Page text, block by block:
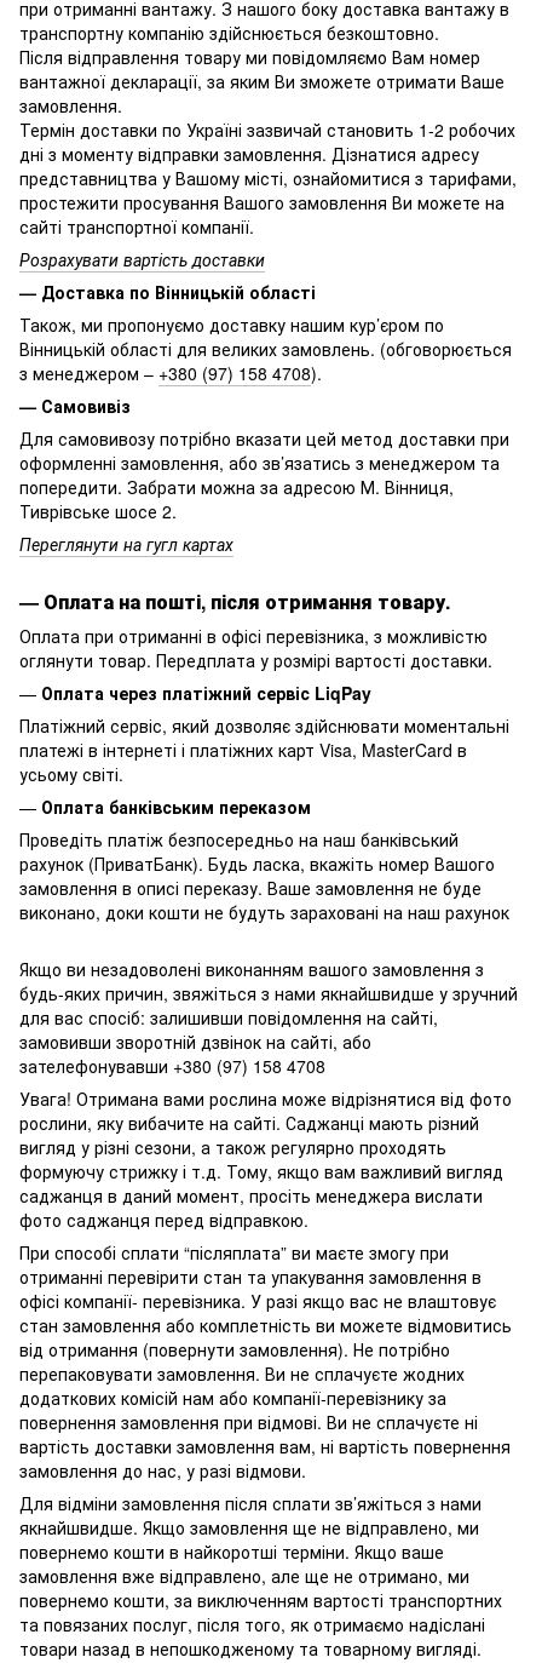
при отриманні вантажу. З нашого боку доставка вантажу в
транспортну компанію здійснюється безкоштовно.
Після відправлення товару ми повідомляємо Вам номер
вантажної декларації, за яким Ви зможете отримати Ваше
замовлення.
Термін доставки по Україні зазвичай становить 1-2 робочих
дні з моменту відправки замовлення. Дізнатися адресу
представництва у Вашому місті, ознайомитися з тарифами,
простежити просування Вашого замовлення Ви можете на
сайті транспортної компанії.
Розрахувати вартість доставки
— Доставка по Вінницькій області
Також, ми пропонуємо доставку нашим кур’єром по
Вінницькій області для великих замовлень. (обговорюється
з менеджером – +380 (97) 158 4708).
— Самовивіз
Для самовивозу потрібно вказати цей метод доставки при
оформленні замовлення, або зв’язатись з менеджером та
попередити. Забрати можна за адресою М. Вінниця,
Тиврівське шосе 2.
Переглянути на гугл картах
— Оплата на пошті, після отримання товару.
Оплата при отриманні в офісі перевізника, з можливістю
оглянути товар. Передплата у розмірі вартості доставки.
— Оплата через платіжний сервіс LiqPay
Платіжний сервіс, який дозволяє здійснювати моментальні
платежі в інтернеті і платіжних карт Visa, MasterCard в
усьому світі.
— Оплата банківським переказом
Проведіть платіж безпосередньо на наш банківський
рахунок (ПриватБанк). Будь ласка, вкажіть номер Вашого
замовлення в описі переказу. Ваше замовлення не буде
виконано, доки кошти не будуть зараховані на наш рахунок
Якщо ви незадоволені виконанням вашого замовлення з
будь-яких причин, звяжіться з нами якнайшвидше у зручний
для вас спосіб: залишивши повідомлення на сайті,
замовивши зворотній дзвінок на сайті, або
зателефонувавши +380 (97) 158 4708
Увага! Отримана вами рослина може відрізнятися від фото
рослини, яку вибачите на сайті. Саджанці мають різний
вигляд у різні сезони, а також регулярно проходять
формуючу стрижку і т.д. Тому, якщо вам важливий вигляд
саджанця в даний момент, просіть менеджера вислати
фото саджанця перед відправкою.
При способі сплати “післяплата” ви маєте змогу при
отриманні перевірити стан та упакування замовлення в
офісі компанії- перевізника. У разі якщо вас не влаштовує
стан замовлення або комплетність ви можете відмовитись
від отримання (повернути замовлення). Не потрібно
перепаковувати замовлення. Ви не сплачуєте жодних
додаткових комісій нам або компанії-перевізнику за
повернення замовлення при відмові. Ви не сплачуєте ні
вартість доставки замовлення вам, ні вартість повернення
замовлення до нас, у разі відмови.
Для відміни замовлення після сплати зв’яжіться з нами
якнайшвидше. Якщо замовлення ще не відправлено, ми
повернемо кошти в найкоротші терміни. Якщо ваше
замовлення вже відправлено, але ще не отримано, ми
повернемо кошти, за виключенням вартості транспортних
та повязаних послуг, після того, як отримаємо надіслані
товари назад в непошкодженому та товарному вигляді.